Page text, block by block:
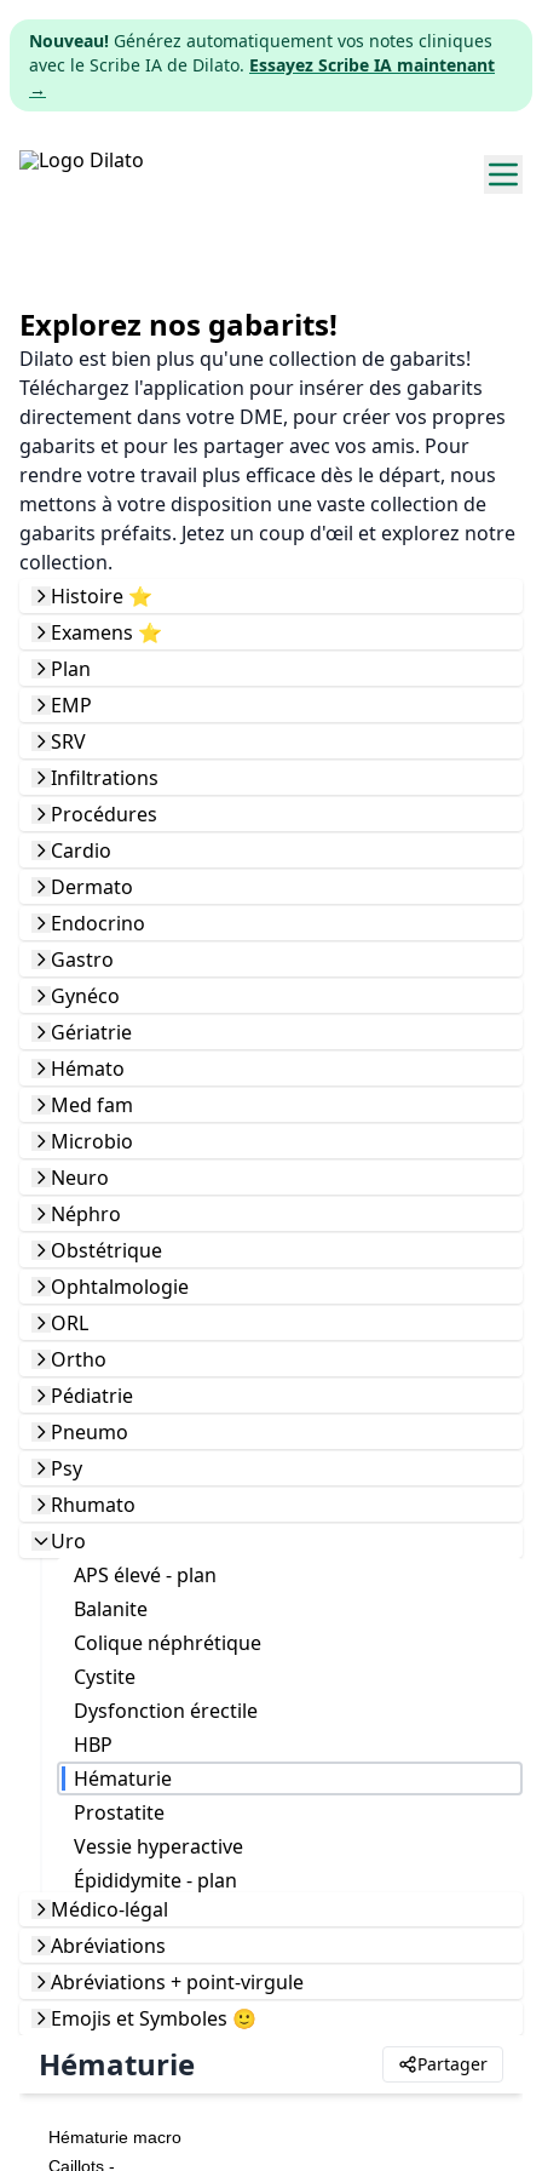
Nouveau! Générez automatiquement vos notes cliniques
avec le Scribe IA de Dilato. Essayez Scribe IA maintenant
→
Tarifs
Télécharger
App web
S'inscrire
Explorez nos gabarits!
Dilato est bien plus qu'une collection de gabarits!
Téléchargez l'application pour insérer des gabarits
directement dans votre DME, pour créer vos propres
gabarits et pour les partager avec vos amis. Pour
rendre votre travail plus efficace dès le départ, nous
mettons à votre disposition une vaste collection de
gabarits préfaits. Jetez un coup d'œil et explorez notre
collection.
Histoire ⭐️
Examens ⭐️
Plan
EMP
SRV
Infiltrations
Procédures
Cardio
Dermato
Endocrino
Gastro
Gynéco
Gériatrie
Hémato
Med fam
Microbio
Neuro
Néphro
Obstétrique
Ophtalmologie
ORL
Ortho
Pédiatrie
Pneumo
Psy
Rhumato
Uro
APS élevé - plan
Balanite
Colique néphrétique
Cystite
Dysfonction érectile
HBP
Hématurie
Prostatite
Vessie hyperactive
Épididymite - plan
Médico-légal
Abréviations
Abréviations + point-virgule
Emojis et Symboles 🙂
Hématurie Partager
Hématurie macro
Caillots -